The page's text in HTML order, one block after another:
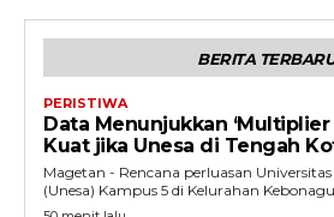
BERITA TERBARU
PERISTIWA
Data Menunjukkan ‘Multiplier
Kuat jika Unesa di Tengah
Magetan - Rencana perluasan
(Unesa) Kampus 5 di Kelurahan